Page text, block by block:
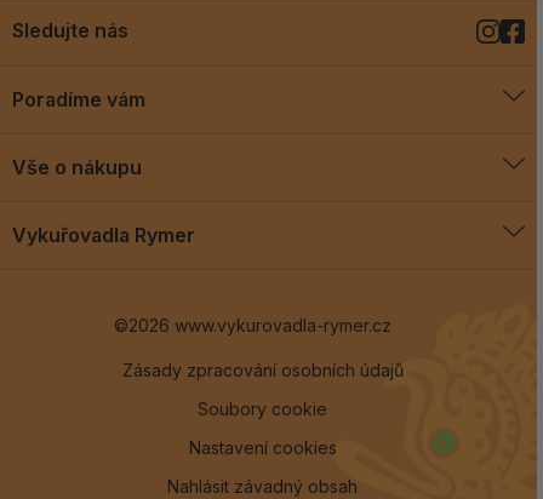
Poradíme vám
Blog
Vše o nákupu
Vykuřovadla Rymer
Sledujte nás
©2026 www.vykurovadla-rymer.cz
Zásady zpracování osobních údajů
Soubory cookie
Nastavení cookies
Nahlásit závadný obsah